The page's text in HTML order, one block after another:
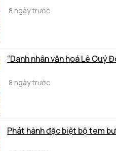
8 ngày trước
“Danh nhân văn hoá Lê Quý
8 ngày trước
Phát hành đặc biệt bộ tem